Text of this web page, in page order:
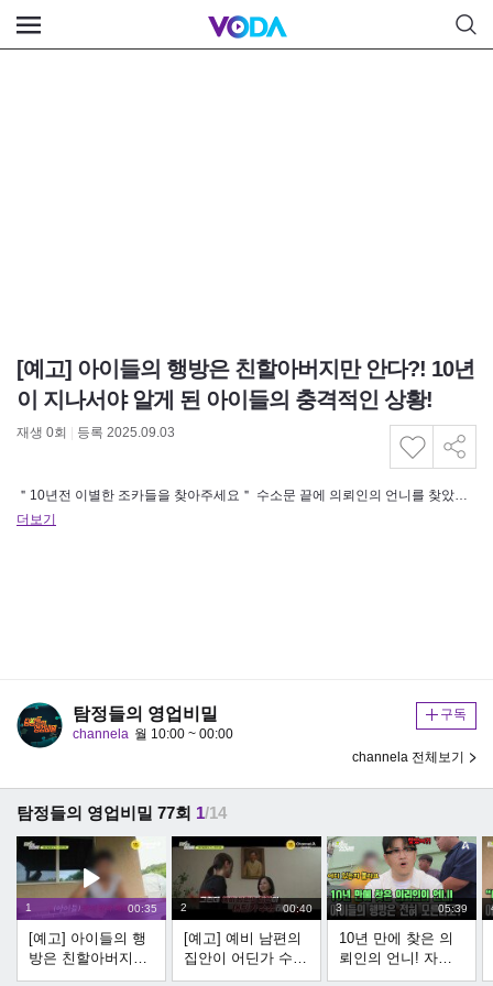
[예고] 아이들의 행방은 친할아버지만 안다?! 10년
이 지나서야 알게 된 아이들의 충격적인 상황!
재생 0회 등록 2025.09.03
＂10년전 이별한 조카들을 찾아주세요＂ 수소문 끝에 의뢰인의 언니를 찾았지만 아이들의 행방을 모른다?! 후회로 뒤덮인 지난 …
더보기
탐정들의 영업비밀
channela 월 10:00 ~ 00:00
구독
channela 전체보기
탐정들의 영업비밀 77회 1/14
1 00:35
[예고] 아이들의 행
방은 친할아버지만
안다?! 10년이 지나
2 00:40
[예고] 예비 남편의
집안이 어딘가 수상
하다? 명예를 위해
3 05:39
10년 만에 찾은 의
뢰인의 언니! 자식
들 소식은 아예 알